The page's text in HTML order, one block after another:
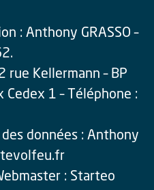
: Anthony GRASSO –
rue Kellermann – BP
1 – Téléphone :
données : Anthony
: Starteo